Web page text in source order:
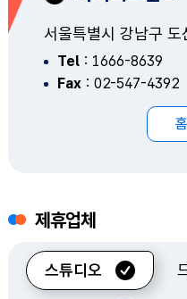
서울특별시 강남구
Tel: 1666-8639
Fax: 02-547-4392
제휴업체
스튜디오